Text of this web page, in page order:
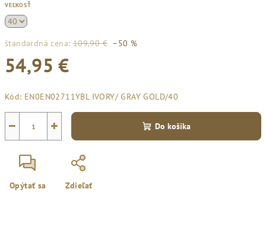
VEĽKOSŤ
štandardná cena: 109,90 € –50 %
54,95 €
cena:
Kód: EN0EN02711YBL IVORY/ GRAY GOLD/40
+
− Do košíka
Opýtať sa Zdieľať